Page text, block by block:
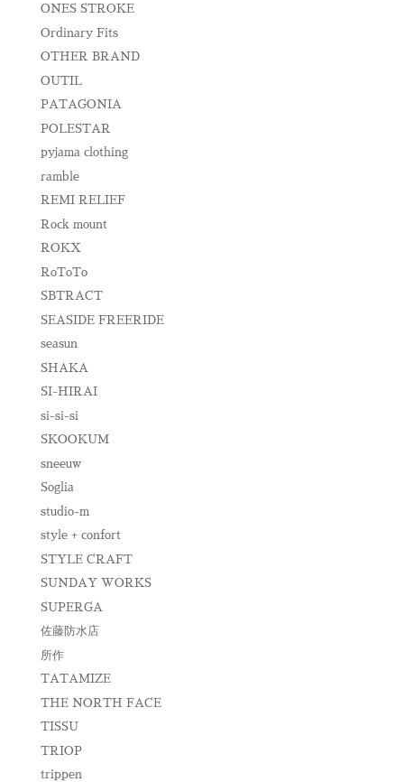
ONES STROKE
Ordinary Fits
OTHER BRAND
OUTIL
PATAGONIA
POLESTAR
pyjama clothing
ramble
REMI RELIEF
Rock mount
ROKX
RoToTo
SBTRACT
SEASIDE FREERIDE
seasun
SHAKA
SI-HIRAI
si-si-si
SKOOKUM
sneeuw
Soglia
studio-m
style + confort
STYLE CRAFT
SUNDAY WORKS
SUPERGA
佐藤防水店
所作
TATAMIZE
THE NORTH FACE
TISSU
TRIOP
trippen